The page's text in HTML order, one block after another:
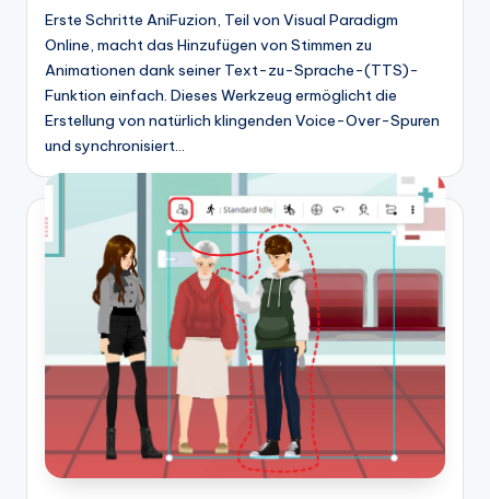
t
e
s
Erste Schritte AniFuzion, Teil von Visual Paradigm
Online, macht das Hinzufügen von Stimmen zu
Animationen dank seiner Text-zu-Sprache-(TTS)-
Funktion einfach. Dieses Werkzeug ermöglicht die
Erstellung von natürlich klingenden Voice-Over-Spuren
und synchronisiert…